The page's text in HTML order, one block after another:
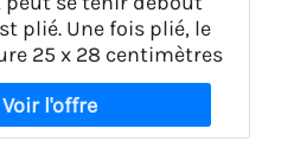
plié. Une fois plié, le
25 x 28 centimètres